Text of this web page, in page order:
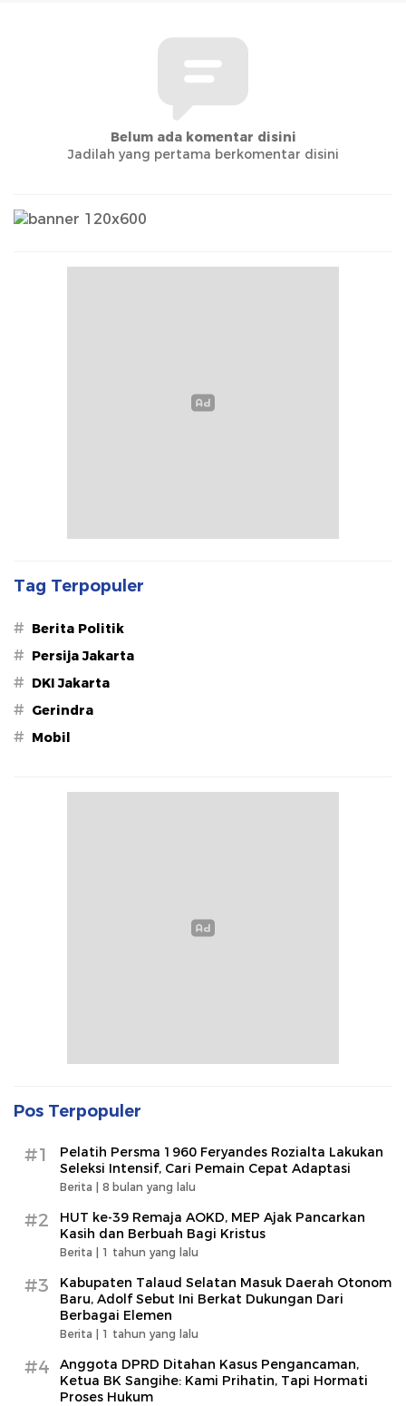
Belum ada komentar disini
Jadilah yang pertama berkomentar disini
Tag Terpopuler
# Berita Politik
# Persija Jakarta
# DKI Jakarta
# Gerindra
# Mobil
Pos Terpopuler
#1
Pelatih Persma 1960 Feryandes Rozialta Lakukan
Seleksi Intensif, Cari Pemain Cepat Adaptasi​
Berita | 8 bulan yang lalu
#2
HUT ke-39 Remaja AOKD, MEP Ajak Pancarkan
Kasih dan Berbuah Bagi Kristus
Berita | 1 tahun yang lalu
#3
Kabupaten Talaud Selatan Masuk Daerah Otonom
Baru, Adolf Sebut Ini Berkat Dukungan Dari
Berbagai Elemen
Berita | 1 tahun yang lalu
#4
Anggota DPRD Ditahan Kasus Pengancaman,
Ketua BK Sangihe: Kami Prihatin, Tapi Hormati
Proses Hukum